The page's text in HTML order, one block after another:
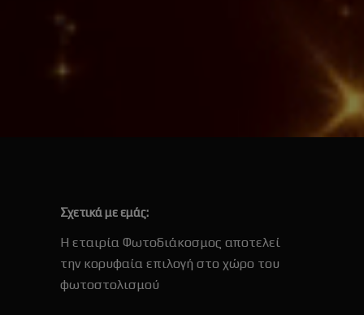
Σχετικά με εμάς:
Η εταιρία Φωτοδιάκοσμος αποτελεί
την κορυφαία επιλογή στο χώρο του
φωτοστολισμού